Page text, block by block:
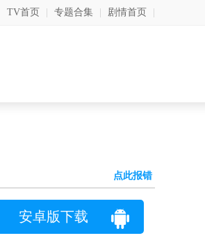
TV首页 专题合集 剧情首页
点此报错
安卓版下载